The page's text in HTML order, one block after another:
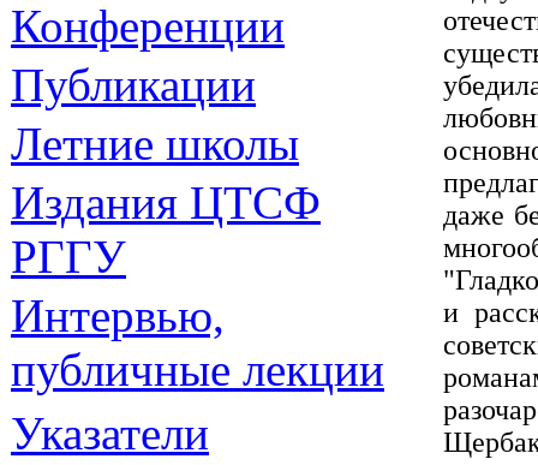
Конференции
Публикации
Летние школы
Издания ЦТСФ
РГГУ
Интервью,
публичные лекции
Указатели
даже
и